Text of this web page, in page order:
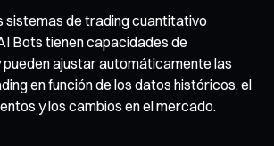
sistemas de trading cuantitativo
Bots tienen capacidades de
ajustar automáticamente las
en función de los datos históricos, el
y los cambios en el mercado.